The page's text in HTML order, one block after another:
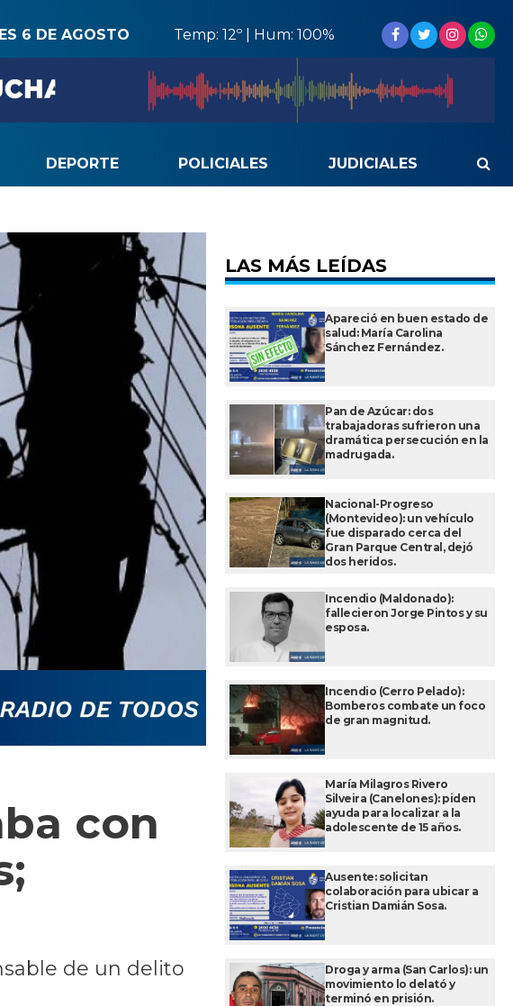
6 DE AGOSTO Temp: 12º | Hum: 100%
DEPORTE POLICIALES JUDICIALES
con
de un delito
LAS MÁS LEÍDAS
Apareció en buen estado de
salud: María Carolina
Sánchez Fernández.
Pan de Azúcar: dos
trabajadoras sufrieron una
dramática persecución en la
madrugada.
Nacional-Progreso
(Montevideo): un vehículo
fue disparado cerca del
Gran Parque Central, dejó
dos heridos.
Incendio (Maldonado):
fallecieron Jorge Pintos y su
esposa.
Incendio (Cerro Pelado):
Bomberos combate un foco
de gran magnitud.
María Milagros Rivero
Silveira (Canelones): piden
ayuda para localizar a la
adolescente de 15 años.
Ausente: solicitan
colaboración para ubicar a
Cristian Damián Sosa.
Droga y arma (San Carlos): un
movimiento lo delató y
terminó en prisión.